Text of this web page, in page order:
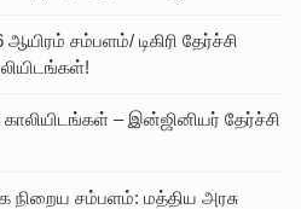
சம்பளம்/ டிகிரி தேர்ச்சி
காலியிடங்கள் – இன்ஜினியர் தேர்ச்சி
நிறைய சம்பளம்: மத்திய அரசு